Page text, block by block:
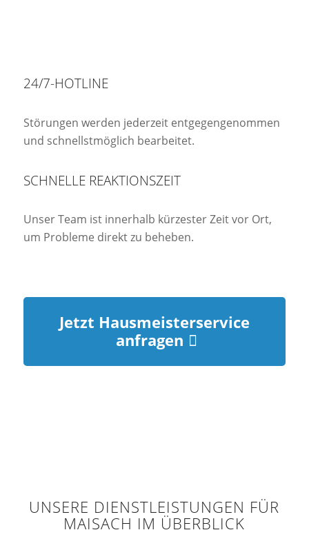
24/7-HOTLINE
Störungen werden jederzeit entgegengenommen
und schnellstmöglich bearbeitet.
SCHNELLE REAKTIONSZEIT
Unser Team ist innerhalb kürzester Zeit vor Ort,
um Probleme direkt zu beheben.
Jetzt Hausmeisterservice
anfragen
UNSERE DIENSTLEISTUNGEN FÜR
MAISACH IM ÜBERBLICK